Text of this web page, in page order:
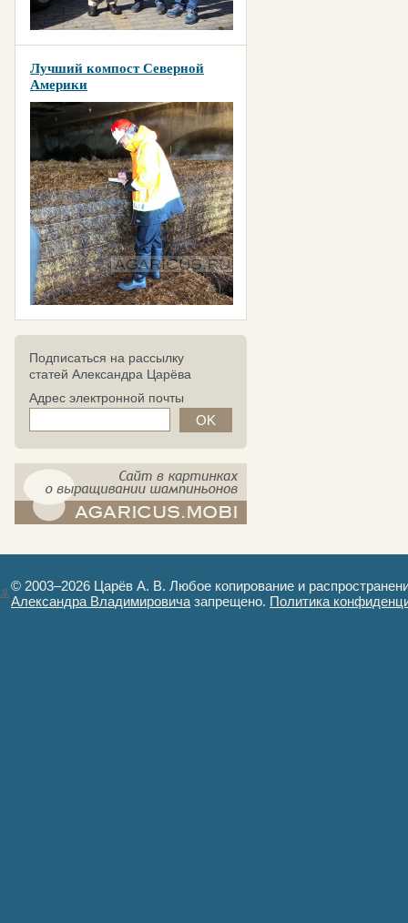
Лучший компост Северной
Америки
Подписаться на рассылку
статей Александра Царёва
Адрес электронной почты
© 2003–2026 Царёв А. В. Любое копирование и
Александра Владимировича запрещено. Политика
Авторизация